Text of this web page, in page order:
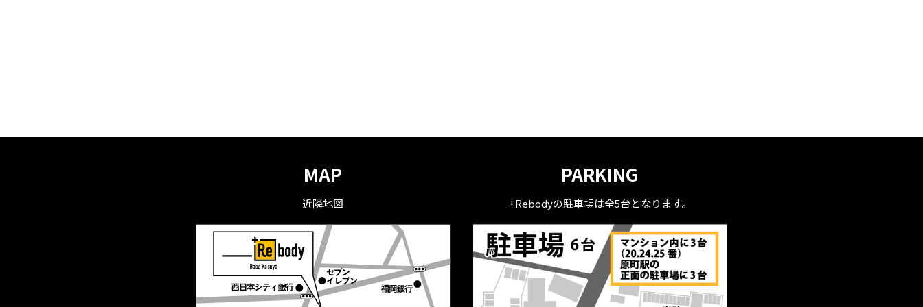
MAP
近隣地図
PARKING
+Rebodyの駐車場は全5台となります。